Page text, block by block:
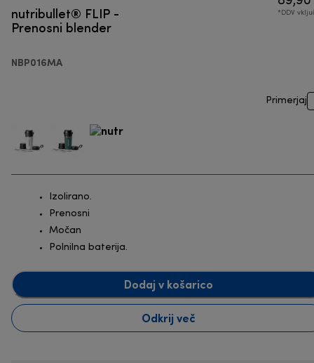
nutribullet® FLIP -
Prenosni blender
NBP016MA
*DDV
Primerjaj
Izolirano.
Prenosni
Močan
Polnilna baterija.
Dodaj v košarico
Odkrij več